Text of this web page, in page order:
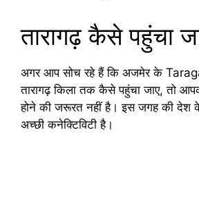
तारागढ़ कैसे पहुंचा
अगर आप सोच रहे हैं कि अजमेर के
तारागढ़ किला तक कैसे पहुंचा जाए, तो
होने की जरूरत नहीं है। इस जगह की देश
अच्छी कनेक्टिविटी है।